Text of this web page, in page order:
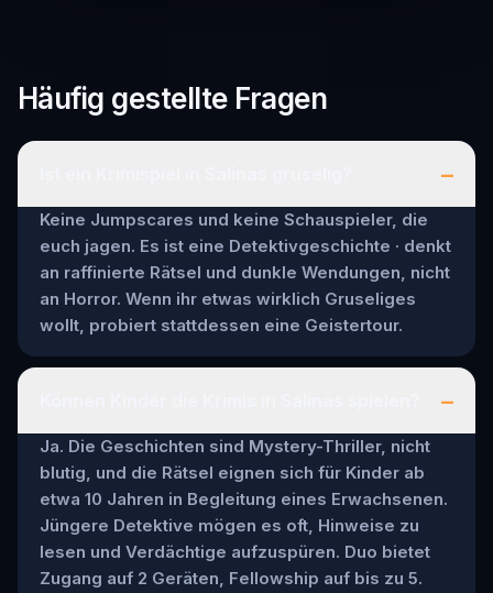
Häufig gestellte Fragen
–
Keine Jumpscares und keine Schauspieler, die
euch jagen. Es ist eine Detektivgeschichte · denkt
an raffinierte Rätsel und dunkle Wendungen, nicht
an Horror. Wenn ihr etwas wirklich Gruseliges
wollt, probiert stattdessen eine Geistertour.
–
Ja. Die Geschichten sind Mystery-Thriller, nicht
blutig, und die Rätsel eignen sich für Kinder ab
etwa 10 Jahren in Begleitung eines Erwachsenen.
Jüngere Detektive mögen es oft, Hinweise zu
lesen und Verdächtige aufzuspüren. Duo bietet
Zugang auf 2 Geräten, Fellowship auf bis zu 5.